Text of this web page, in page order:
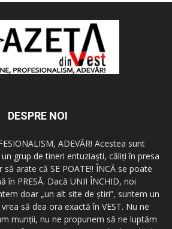
DESPRE NOI
ADEVĂR! Acestea sunt
grup de tineri entuziaşti, căliţi în presa
să arate că SE POATE!! ÎNCĂ se poate
în PRESĂ. Dacă UNII ÎNCHID, noi
doar „un alt site de ştiri”, suntem un
să dea ora exactă în VEST. Nu ne
munţii, nu ne propunem să ne luptăm